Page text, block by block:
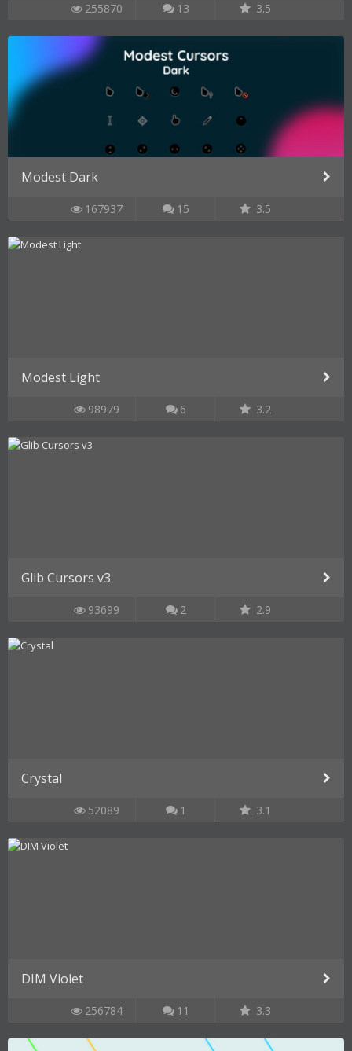
255870 13 3.5
Modest Dark
167937 15 3.5
Modest Light
98979 6 3.2
Glib Cursors v3
93699 2 2.9
Crystal
52089 1 3.1
DIM Violet
256784 11 3.3